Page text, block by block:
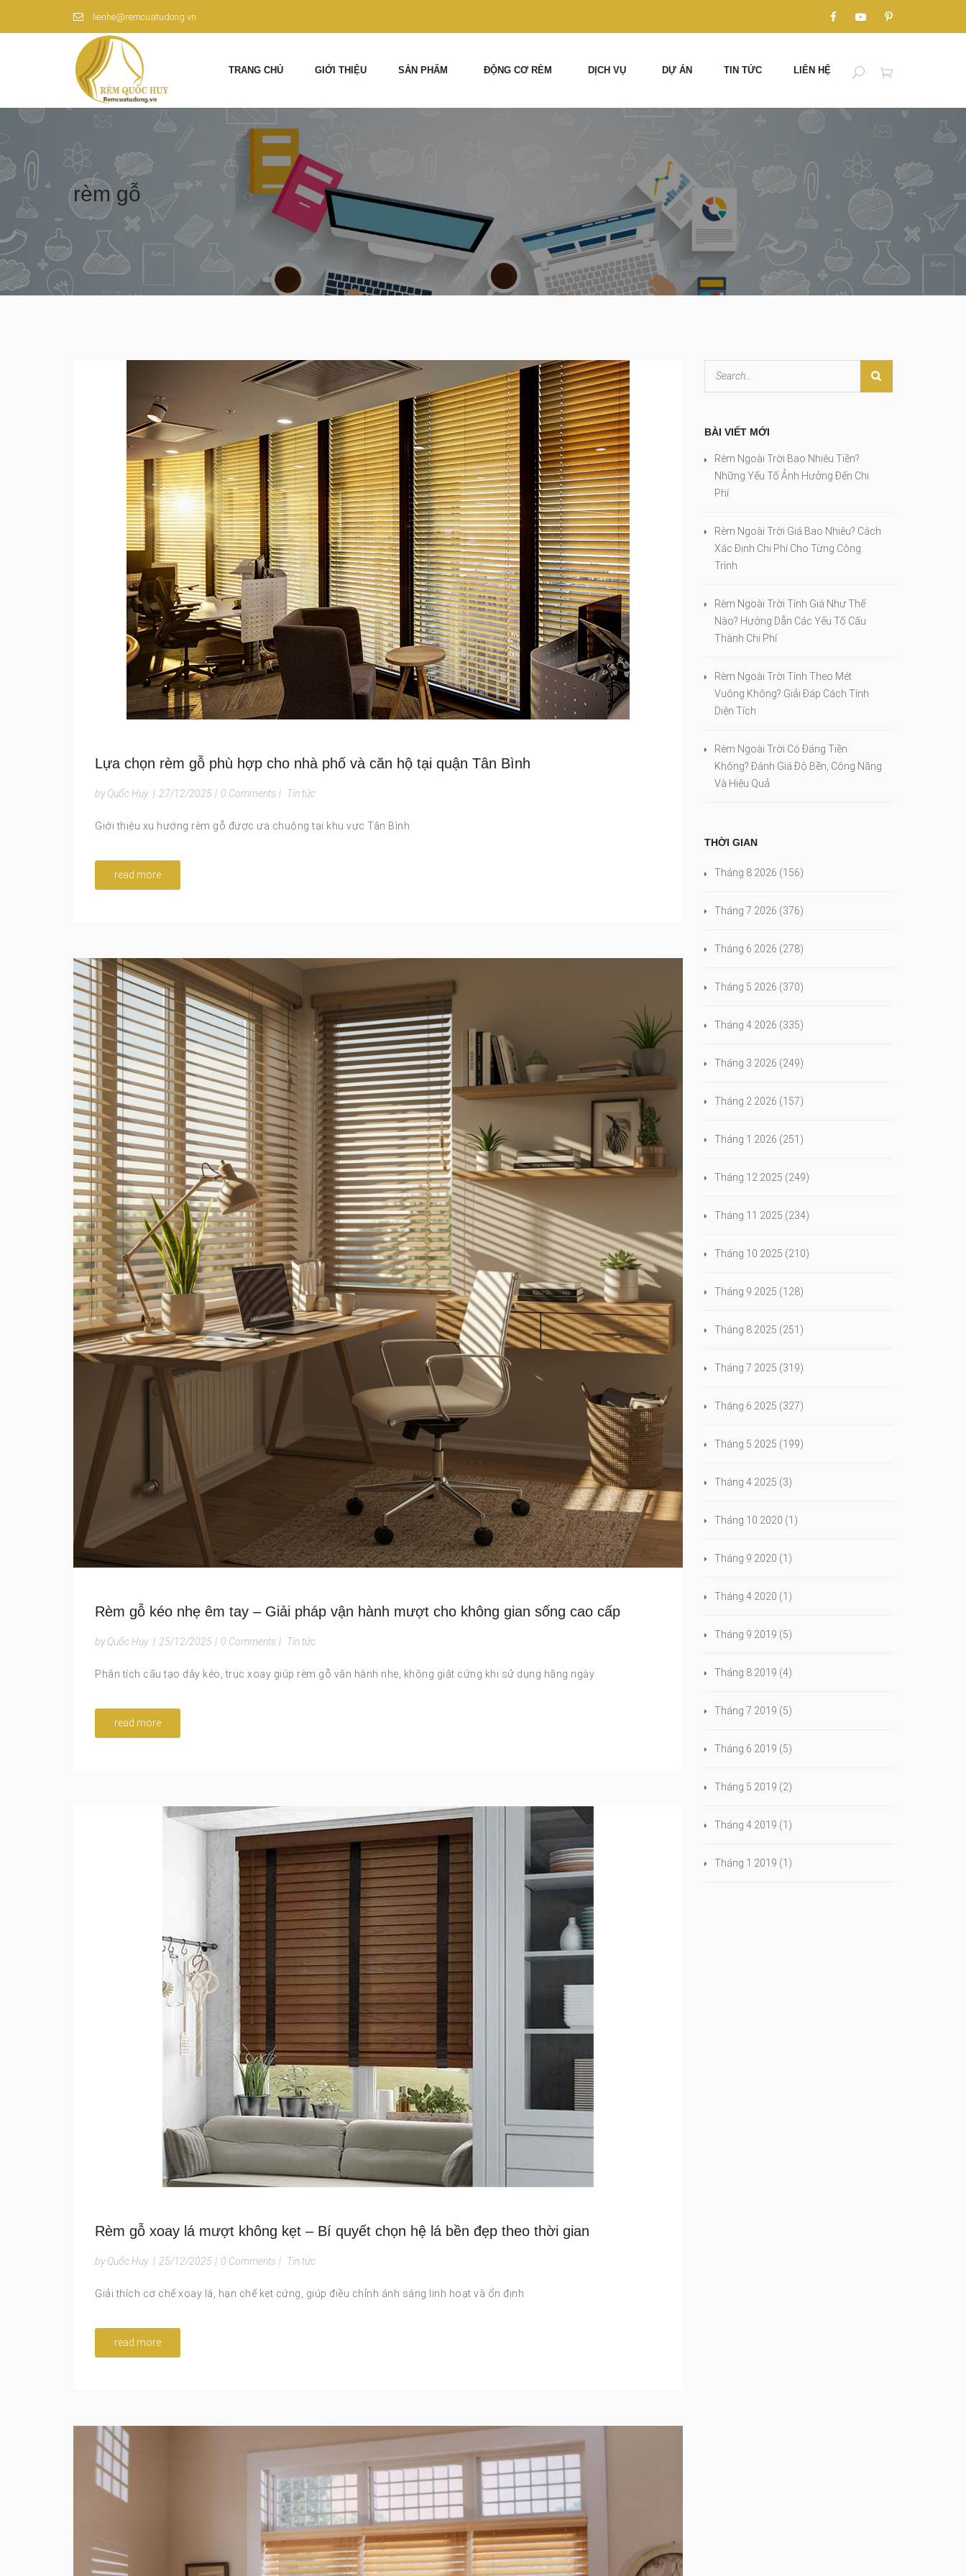
lienhe@remcuatudong.vn
TRANG CHỦ GIỚI THIỆU SẢN PHẨM ĐỘNG CƠ RÈM DỊCH VỤ DỰ ÁN TIN TỨC LIÊN HỆ
rèm gỗ
Lựa chọn rèm gỗ phù hợp cho nhà phố và căn hộ tại quận Tân Bình
by Quốc Huy | 27/12/2025 | 0 Comments | Tin tức
Giới thiệu xu hướng rèm gỗ được ưa chuộng tại khu vực Tân Bình
read more
Rèm gỗ kéo nhẹ êm tay – Giải pháp vận hành mượt cho không gian sống cao cấp
by Quốc Huy | 25/12/2025 | 0 Comments | Tin tức
Phân tích cấu tạo dây kéo, trục xoay giúp rèm gỗ vận hành nhẹ, không giật cứng khi sử dụng hằng ngày
read more
Rèm gỗ xoay lá mượt không kẹt – Bí quyết chọn hệ lá bền đẹp theo thời gian
by Quốc Huy | 25/12/2025 | 0 Comments | Tin tức
Giải thích cơ chế xoay lá, hạn chế kẹt cứng, giúp điều chỉnh ánh sáng linh hoạt và ổn định
read more
BÀI VIẾT MỚI
Rèm Ngoài Trời Bao Nhiêu Tiền?
Những Yếu Tố Ảnh Hưởng Đến Chi
Phí
Rèm Ngoài Trời Giá Bao Nhiêu? Cách
Xác Định Chi Phí Cho Từng Công
Trình
Rèm Ngoài Trời Tính Giá Như Thế
Nào? Hướng Dẫn Các Yếu Tố Cấu
Thành Chi Phí
Rèm Ngoài Trời Tính Theo Mét
Vuông Không? Giải Đáp Cách Tính
Diện Tích
Rèm Ngoài Trời Có Đáng Tiền
Không? Đánh Giá Độ Bền, Công Năng
Và Hiệu Quả
THỜI GIAN
Tháng 8 2026 (156)
Tháng 7 2026 (376)
Tháng 6 2026 (278)
Tháng 5 2026 (370)
Tháng 4 2026 (335)
Tháng 3 2026 (249)
Tháng 2 2026 (157)
Tháng 1 2026 (251)
Tháng 12 2025 (249)
Tháng 11 2025 (234)
Tháng 10 2025 (210)
Tháng 9 2025 (128)
Tháng 8 2025 (251)
Tháng 7 2025 (319)
Tháng 6 2025 (327)
Tháng 5 2025 (199)
Tháng 4 2025 (3)
Tháng 10 2020 (1)
Tháng 9 2020 (1)
Tháng 4 2020 (1)
Tháng 9 2019 (5)
Tháng 8 2019 (4)
Tháng 7 2019 (5)
Tháng 6 2019 (5)
Tháng 5 2019 (2)
Tháng 4 2019 (1)
Tháng 1 2019 (1)